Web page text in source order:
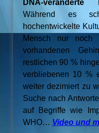
DNA-veränderte
Während es
hochentwickelte
Mensch nur noch
vorhandenen
restlichen 90 %
verbliebenen 10 %
weiter dezimiert zu
Suche nach
auf Begriffe wie
WHO… Video und